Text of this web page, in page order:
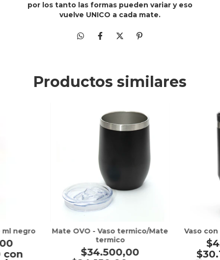
por los tanto las formas pueden variar y eso
vuelve UNICO a cada mate.
Productos similares
ml negro
con
Mate OVO - Vaso termico/Mate
termico
$34.500,00
Vaso